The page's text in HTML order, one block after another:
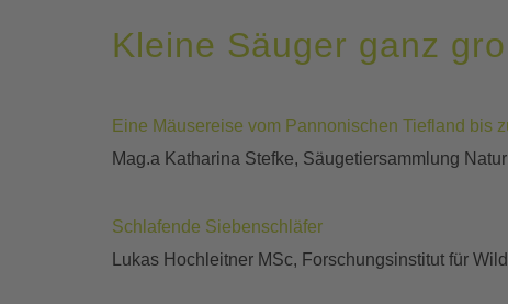
Kleine Säuger ganz
Eine Mäusereise vom Pannonischen Tiefland bis
Mag.a Katharina Stefke, Säugetiersammlung
Schlafende Siebenschläfer
Lukas Hochleitner MSc, Forschungsinstitut für